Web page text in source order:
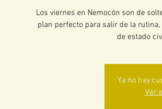
Los viernes en Nemocón son de
plan perfecto para salir de la
de estado
Ya no hay
Ver